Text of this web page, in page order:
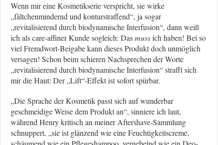
Wenn mir eine Kosmetikserie verspricht, sie wirke
„fältchenmindernd und konturstraffend“, ja sogar
„revitalisierend durch biodynamische Interfusion“, dann weiß
ich als care-affiner Kunde sogleich: Dasmussich haben! Bei so
viel Fremdwort-Beigabe kann dieses Produkt doch unmöglich
versagen! Schon beim schieren Nachsprechen der Worte
„revitalisierend durch biodynamische Interfusion“ strafft sich
mir die Haut: Der „Lift“-Effekt ist sofort spürbar.
„Die Sprache der Kosmetik passt sich auf wunderbar
geschmeidige Weise dem Produkt an“, sinniere ich laut,
während Henry kritisch an meiner Aftershave-Sammlung
schnuppert, „sie ist glänzend wie eine Feuchtigkeitscreme,